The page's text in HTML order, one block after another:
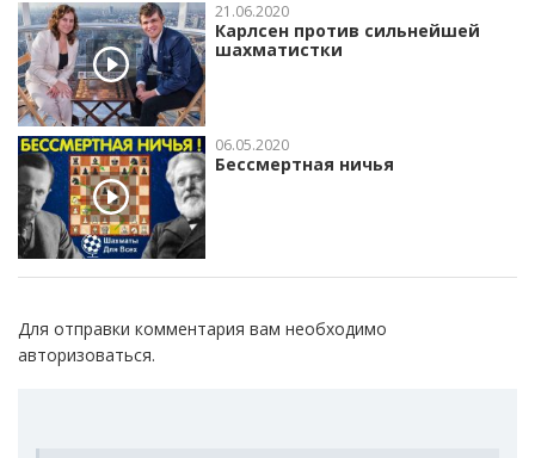
21.06.2020
Карлсен против сильнейшей
шахматистки
06.05.2020
Бессмертная ничья
Для отправки комментария вам необходимо
авторизоваться.